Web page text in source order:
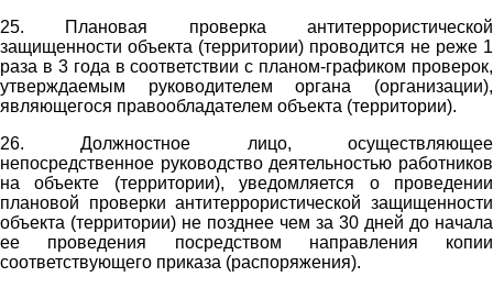
25. Плановая проверка антитеррористической
защищенности объекта (территории) проводится не реже 1
раза в 3 года в соответствии с планом-графиком проверок,
утверждаемым руководителем органа (организации),
являющегося правообладателем объекта (территории).
26. Должностное лицо, осуществляющее
непосредственное руководство деятельностью работников
на объекте (территории), уведомляется о проведении
плановой проверки антитеррористической защищенности
объекта (территории) не позднее чем за 30 дней до начала
ее проведения посредством направления копии
соответствующего приказа (распоряжения).